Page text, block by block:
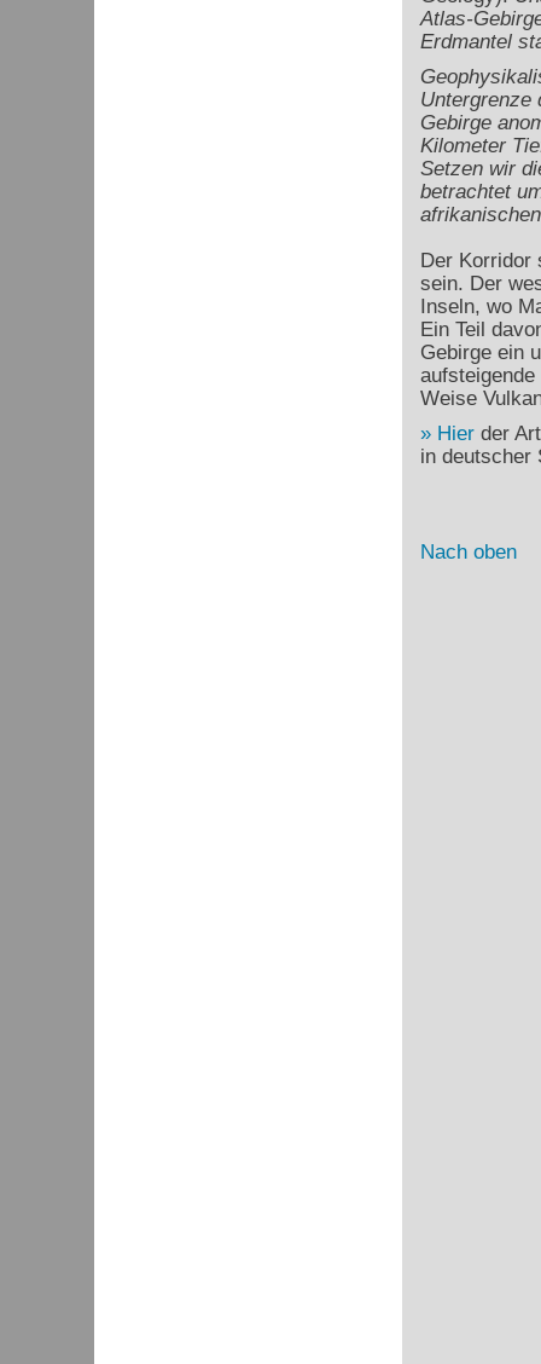
Atlas-
Erdmantel
Untergrenze
Gebirge
Kilometer
Setzen wir
betrachtet
Der Korridor
sein. Der
Inseln, wo
Ein Teil
Gebirge ein
Weise
Hierder
in deutscher
Nach oben